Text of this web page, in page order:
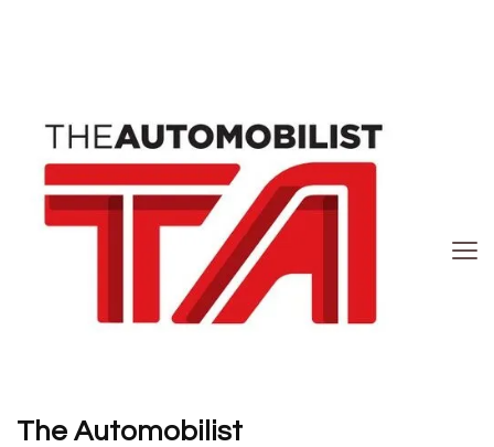
The Automobilist